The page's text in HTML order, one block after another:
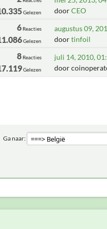
Gelezen
doorCEO
6 Reacties
Gelezen
augustus 09,
doortinfoil
8 Reacties
Gelezen
juli 14, 2010,
door
Ga naar